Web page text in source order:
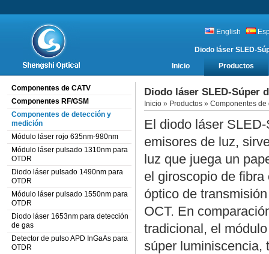
English
Diodo láser SLED-
Inicio
Productos
Componentes de CATV
Componentes RF/GSM
Componentes de detección y
medición
Módulo láser rojo 635nm-980nm
Módulo láser pulsado 1310nm para
OTDR
Diodo láser pulsado 1490nm para
OTDR
Módulo láser pulsado 1550nm para
OTDR
Diodo láser 1653nm para detección
de gas
Detector de pulso APD InGaAs para
OTDR
Diodo láser SLED-Súper
Inicio » Productos » Componentes de
El diodo láser
emisores de luz,
luz que juega un
el giroscopio de
óptico de
OCT. En
tradicional, el
súper luminiscencia,